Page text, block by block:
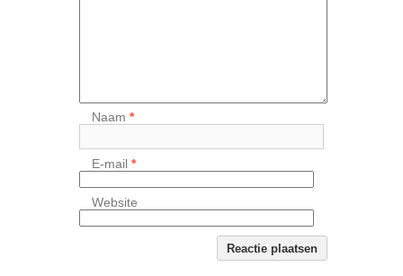
Naam*
E-mail*
Website